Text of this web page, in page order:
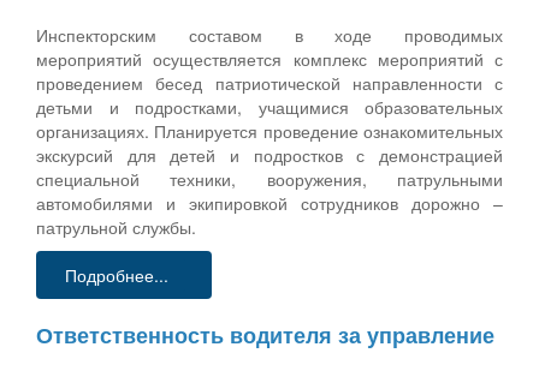
Инспекторским составом в ходе проводимых
мероприятий осуществляется комплекс мероприятий с
проведением бесед патриотической направленности с
детьми и подростками, учащимися образовательных
организациях. Планируется проведение ознакомительных
экскурсий для детей и подростков с демонстрацией
специальной техники, вооружения, патрульными
автомобилями и экипировкой сотрудников дорожно –
патрульной службы.
Подробнее...
Ответственность водителя за управление